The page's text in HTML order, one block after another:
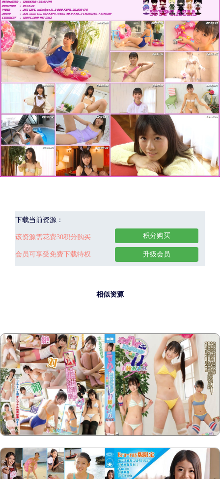
下载当前资源：
该资源需花费30积分购买
会员可享受免费下载特权
积分购买
升级会员
相似资源